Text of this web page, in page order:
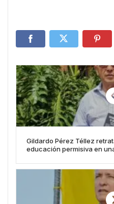
Gildardo Pérez Téllez
educación permisiva en